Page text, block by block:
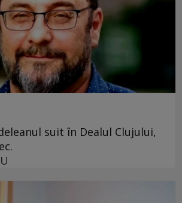
suit în Dealul Clujului,